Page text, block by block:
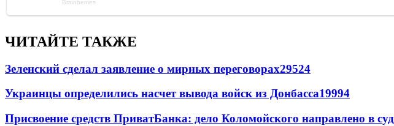
ЧИТАЙТЕ ТАКЖЕ
Зеленский сделал заявление о мирных переговорах29524
Украинцы определились насчет вывода войск из Донбасса19994
Присвоение средств ПриватБанка: дело Коломойского направлено в суд